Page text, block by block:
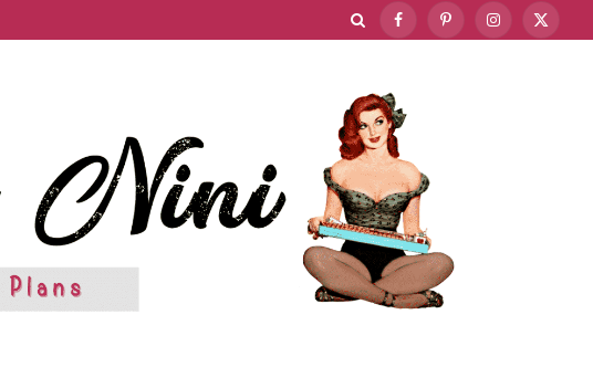
FacebookPinterestInstagram
X